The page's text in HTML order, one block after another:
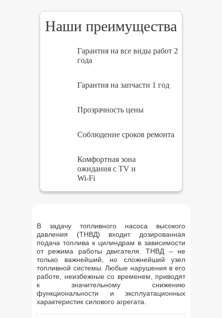
Наши преимущества
Гарантия на все виды работ 2
года
Гарантия на запчасти 1 год
Прозрачность цены
Соблюдение сроков ремонта
Комфортная зона
ожидания с TV и
Wi-Fi
В задачу топливного насоса высокого
давления (ТНВД) входит дозированная
подача топлива к цилиндрам в зависимости
от режима работы двигателя. ТНВД – не
только важнейший, но сложнейший узел
топливной системы. Любые нарушения в его
работе, неизбежные со временем, приводят
к значительному снижению
функциональности и эксплуатационных
характеристик силового агрегата.